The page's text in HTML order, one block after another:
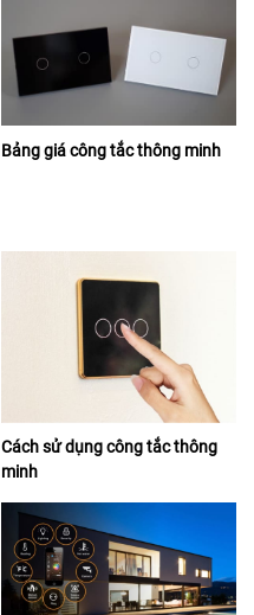
Bảng giá công tắc thông minh
Cách sử dụng công tắc thông
minh